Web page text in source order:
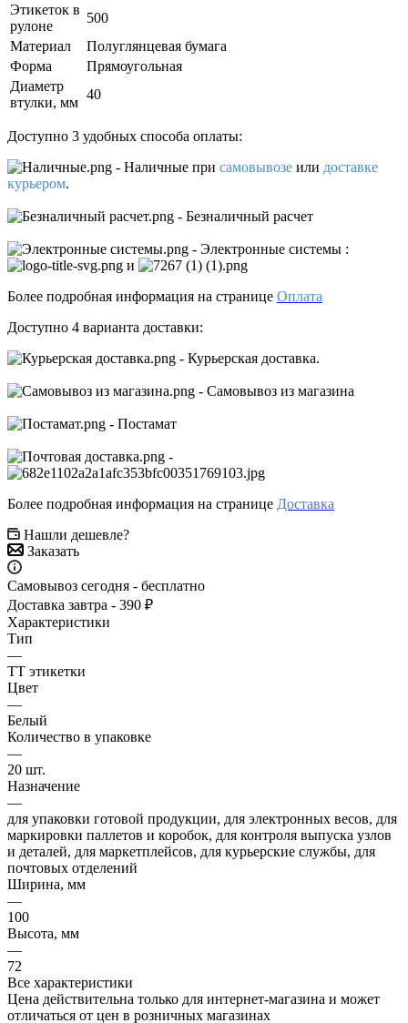
Этикеток в
рулоне
500
Материал
Полуглянцевая бумага
Форма
Прямоугольная
Диаметр
втулки, мм
40
Доступно 3 удобных способа оплаты:
- Наличные при самовывозе или доставке
курьером.
- Безналичный расчет
- Электронные системы :
и
Более подробная информация на странице Оплата
Доступно 4 варианта доставки:
- Курьерская доставка.
- Самовывоз из магазина
- Постамат
-
Более подробная информация на странице Доставка
Нашли дешевле?
Заказать
Самовывоз сегодня - бесплатно
Доставка завтра - 390 ₽
Характеристики
Тип
—
ТТ этикетки
Цвет
—
Белый
Количество в упаковке
—
20 шт.
Назначение
—
для упаковки готовой продукции, для электронных весов, для
маркировки паллетов и коробок, для контроля выпуска узлов
и деталей, для маркетплейсов, для курьерские службы, для
почтовых отделений
Ширина, мм
—
100
Высота, мм
—
72
Все характеристики
Цена действительна только для интернет-магазина и может
отличаться от цен в розничных магазинах